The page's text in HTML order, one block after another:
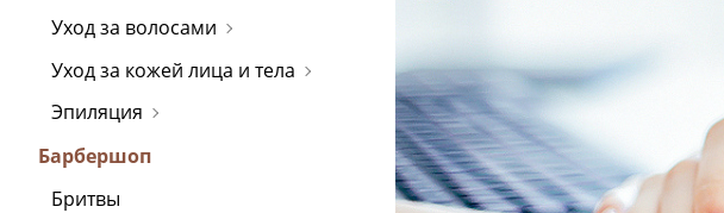
Уход за волосами
Уход за кожей лица и тела
Эпиляция
Барбершоп
Бритвы